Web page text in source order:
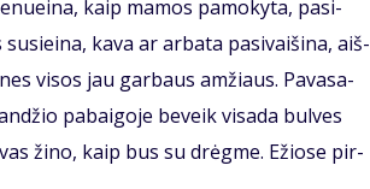
kaip ma­mos pa­mo­ky­ta, pa­si­
ka­va ar ar­ba­ta pa­si­vai­ši­na, aiš­
vi­sos jau gar­baus am­žiaus. Pa­va­sa­
pa­bai­go­je be­veik vi­sa­da bul­ves
ži­no, kaip bus su drėg­me. Ežio­se pir­